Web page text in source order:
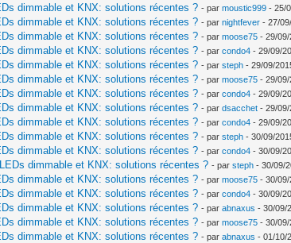
dimmable et KNX: solutions récentes ? - parmoustic999 - 25/
dimmable et KNX: solutions récentes ? - parnightfever - 27/
dimmable et KNX: solutions récentes ? - parmoose75 - 29/
dimmable et KNX: solutions récentes ? - parcondo4 - 29/09/
dimmable et KNX: solutions récentes ? - parsteph - 29/09/
dimmable et KNX: solutions récentes ? - parmoose75 - 29/
dimmable et KNX: solutions récentes ? - parcondo4 - 29/09/
dimmable et KNX: solutions récentes ? - pardsacchet - 29/
dimmable et KNX: solutions récentes ? - parcondo4 - 29/09/
dimmable et KNX: solutions récentes ? - parsteph - 30/09/
dimmable et KNX: solutions récentes ? - parcondo4 - 30/09/
dimmable et KNX: solutions récentes ? - parsteph - 30/09/
dimmable et KNX: solutions récentes ? - parmoose75 - 30/
dimmable et KNX: solutions récentes ? - parcondo4 - 30/09/
dimmable et KNX: solutions récentes ? - parabnaxus - 30/09/
dimmable et KNX: solutions récentes ? - parmoose75 - 30/
dimmable et KNX: solutions récentes ? - parabnaxus - 01/10/